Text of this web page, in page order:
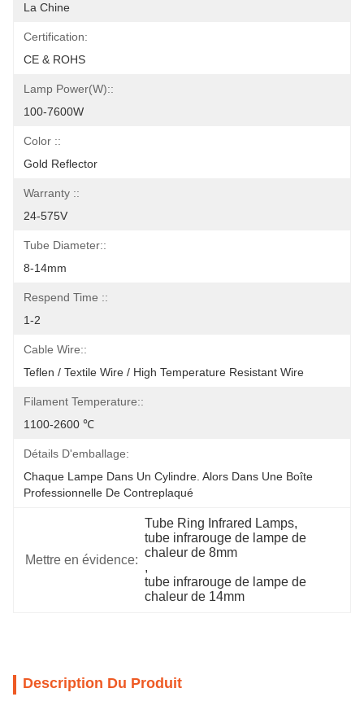
La Chine
Certification:
CE & ROHS
Lamp Power(W)::
100-7600W
Color ::
Gold Reflector
Warranty ::
24-575V
Tube Diameter::
8-14mm
Respend Time ::
1-2
Cable Wire::
Teflen / Textile Wire / High Temperature Resistant Wire
Filament Temperature::
1100-2600 ℃
Détails D'emballage:
Chaque Lampe Dans Un Cylindre. Alors Dans Une Boîte
Professionnelle De Contreplaqué
Mettre en évidence:
Tube Ring Infrared Lamps,
tube infrarouge de lampe de
chaleur de 8mm
,
tube infrarouge de lampe de
chaleur de 14mm
Description Du Produit